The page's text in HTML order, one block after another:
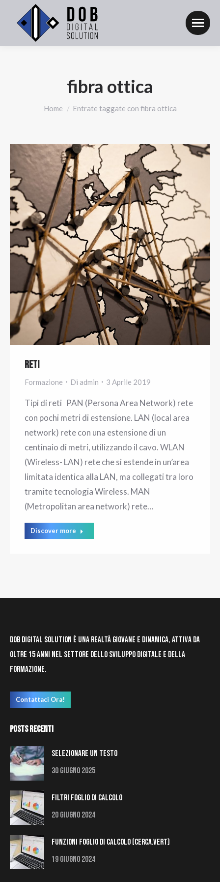
fibra ottica
Tu sei qui:
Home Entrate taggate con fibra ottica
Reti
Formazione Di admin 3 Aprile 2019
Tipi di reti PAN (Persona Area Network) rete
con pochi metri di estensione. LAN (local area
network) rete con una estensione di un
centinaio di metri, utilizzando il cavo. WLAN
(Wireless- LAN) rete che si estende in un’area
limitata identica alla LAN, ma collegati tra loro
tramite tecnologia Wireless. MAN
(Metropolitan area network) rete…
Discover more
DOB Digital Solution è una realtà giovane e dinamica, attiva da
oltre 15 anni nel settore dello sviluppo digitale e della
formazione.
Contattaci Ora!
Posts Recenti
Selezionare un testo
30 Giugno 2025
Filtri Foglio di Calcolo
20 Giugno 2024
Funzioni Foglio di Calcolo (Cerca.Vert)
19 Giugno 2024